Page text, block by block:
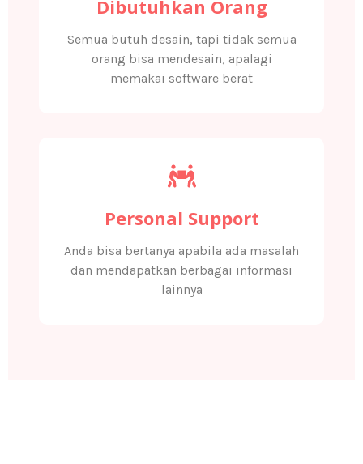
Dibutuhkan Orang
Semua butuh desain, tapi tidak semua
orang bisa mendesain, apalagi
memakai software berat
Personal Support
Anda bisa bertanya apabila ada masalah
dan mendapatkan berbagai informasi
lainnya